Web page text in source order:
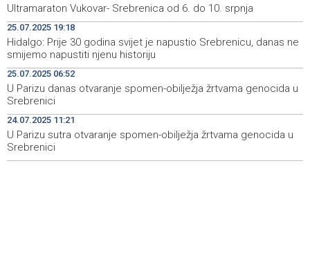
Ukrajinski sud osumnjičio za korupciju bivšu
ambasadoricu u SAD-u
15:51
Završeno je ovogodišnje izdanje Mladifesta koje je
okupilo mlade iz 73 zemlje svijeta
15:48
Toplotni val primorao Rumuniju i Mađarsku na mjere
štednje električne energije
15:33 MUP ŽZH-a nabavio 15 novih vozila
Ultramaraton Vukovar- Srebrenica od 6. do 10. srpnja
25.07.2025 19:18
Hidalgo: Prije 30 godina svijet je napustio Srebrenicu, danas ne
smijemo napustiti njenu historiju
25.07.2025 06:52
U Parizu danas otvaranje spomen-obilježja žrtvama genocida u
Srebrenici
24.07.2025 11:21
U Parizu sutra otvaranje spomen-obilježja žrtvama genocida u
Srebrenici